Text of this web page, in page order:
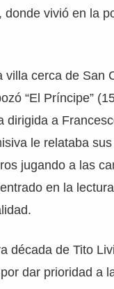
vivió en la
cerca de San
“El Príncipe”
dirigida a
le relataba
jugando a las
en la
década de Tito
dar prioridad a